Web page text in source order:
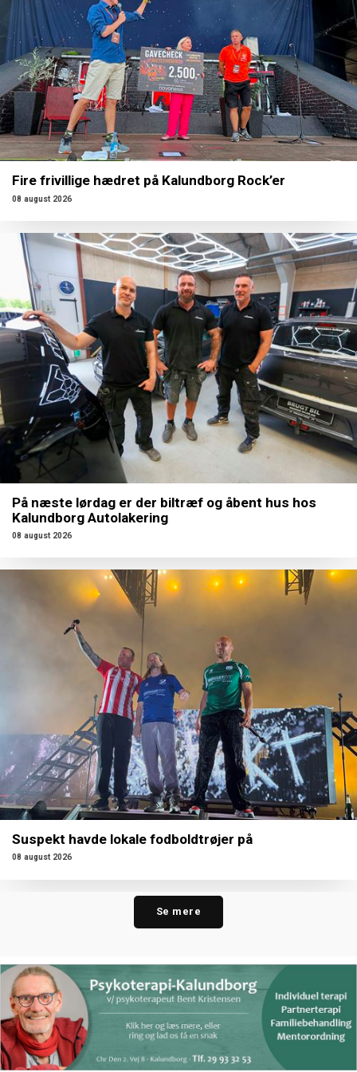
Fire frivillige hædret på Kalundborg Rock’er
08 august 2026
På næste lørdag er der biltræf og åbent hus hos
Kalundborg Autolakering
08 august 2026
Suspekt havde lokale fodboldtrøjer på
08 august 2026
Se mere